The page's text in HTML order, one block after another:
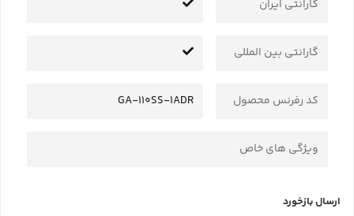
گارانتی ایران
گارانتی بین المللی
کد رفرنس محصول GA-110SS-1ADR
ویژگی های خاص
ارسال بازخورد